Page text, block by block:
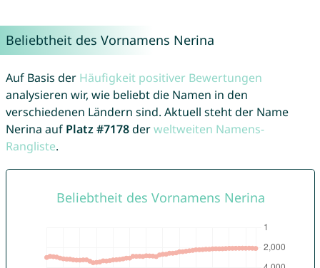
Beliebtheit des Vornamens Nerina
Auf Basis der Häufigkeit positiver Bewertungen
analysieren wir, wie beliebt die Namen in den
verschiedenen Ländern sind. Aktuell steht der Name
Nerina auf Platz #7178derweltweiten Namens-
Rangliste.